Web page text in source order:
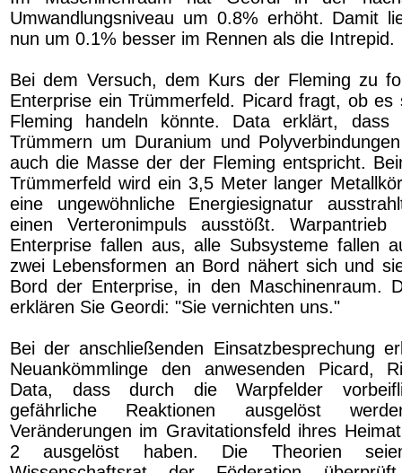
Umwandlungsniveau um 0.8% erhöht. Damit
nun um 0.1% besser im Rennen als die Intrepid.
Bei dem Versuch, dem Kurs der Fleming zu
Enterprise ein Trümmerfeld. Picard fragt, ob es
Fleming handeln könnte. Data erklärt,
Trümmern um Duranium und
auch die Masse der der Fleming entspricht.
Trümmerfeld wird ein 3,5 Meter langer
eine ungewöhnliche Energiesignatur
einen Verteronimpuls ausstößt.
Enterprise fallen aus, alle Subsysteme fallen
zwei Lebensformen an Bord nähert sich und
Bord der Enterprise, in den Maschinenraum.
erklären Sie Geordi: "Sie vernichten uns."
Bei der anschließenden Einsatzbesprechung
Neuankömmlinge den anwesenden Picard,
Data, dass durch die Warpfelder
gefährliche Reaktionen ausgelöst
Veränderungen im Gravitationsfeld ihres
2 ausgelöst haben. Die Theorien